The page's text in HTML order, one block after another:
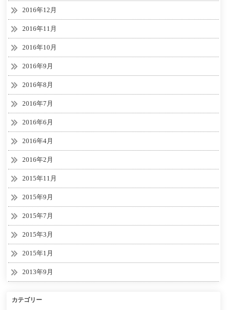
2016年12月
2016年11月
2016年10月
2016年9月
2016年8月
2016年7月
2016年6月
2016年4月
2016年2月
2015年11月
2015年9月
2015年7月
2015年3月
2015年1月
2013年9月
カテゴリー